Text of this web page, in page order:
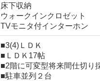
床下収納
ウォークインクロゼット
TVモニタ付インターホン
■3(4)ＬＤＫ
■ＬＤＫ17帖
■2階に可変型将来間仕切り
■駐車並列２台